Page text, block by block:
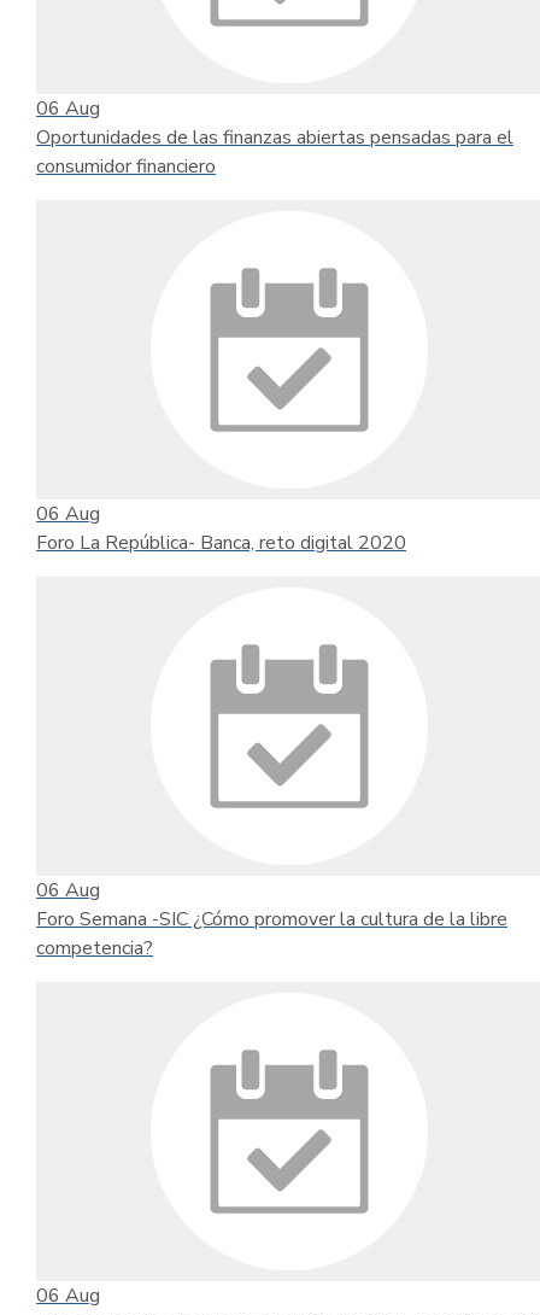
06 Aug
Oportunidades de las finanzas abiertas pensadas para el
consumidor financiero
06 Aug
Foro La República- Banca, reto digital 2020
06 Aug
Foro Semana -SIC ¿Cómo promover la cultura de la libre
competencia?
06 Aug